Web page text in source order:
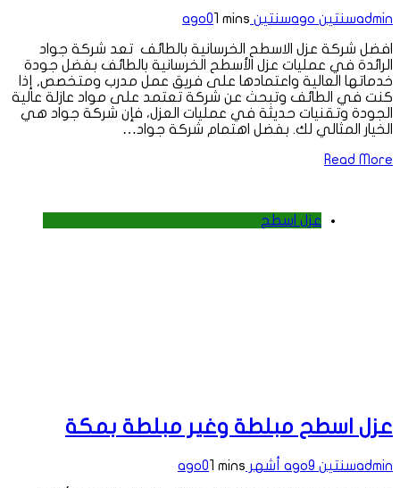
adminسنتين ago سنتين ago 01 mins
افضل شركة عزل الاسطح الخرسانية بالطائف تعد شركة جواد
الرائدة في عمليات عزل الأسطح الخرسانية بالطائف بفضل جودة
خدماتها العالية واعتمادها على فريق عمل مدرب ومتخصص, إذا
كنت في الطائف وتبحث عن شركة تعتمد على مواد عازلة عالية
الجودة وتقنيات حديثة في عمليات العزل، فإن شركة جواد هي
الخيار المثالي لك. بفضل اهتمام شركة جواد…
Read More
عزل اسطح
عزل اسطح مبلطة وغير مبلطة بمكة
adminسنتين ago 9 أشهر ago 01 mins